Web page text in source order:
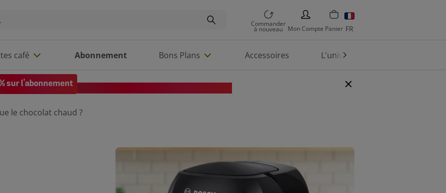
Commander
à nouveau
PERSON
Mon Compte Panier FR
café Abonnement Bons Plans Accessoires L'univers TASSIMO
sur l'abonnement
le chocolat chaud ?